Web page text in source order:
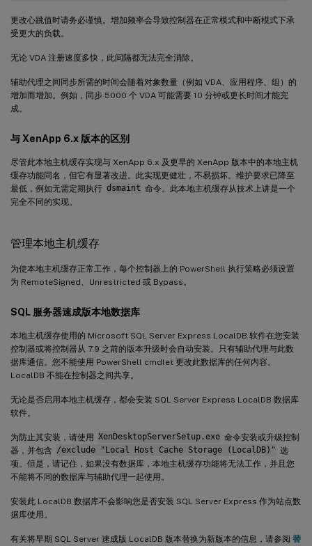
更改心跳值时请务必谨慎。增加频率会导致控制器在正常模式和中断模式下承
受更大的负载。
无论 VDA 注册速度多快，此间隔都无法完全消除。
辅助代理之间同步所需的时间会随着对象数量（例如 VDA、应用程序、组）的
增加而增加。例如，同步 5000 个 VDA 可能需要 10 分钟或更长时间才能完
成。
与 XenApp 6.x 版本的区别
尽管此本地主机缓存实现与 XenApp 6.x 及更早的 XenApp 版本中的本地主机
缓存功能同名，但它有显著改进。此实现更健壮，不易损坏。维护要求已降至
最低，例如无需定期执行 dsmaint 命令。此本地主机缓存从技术上讲是一个
完全不同的实现。
管理本地主机缓存
为使本地主机缓存正常工作，每个控制器上的 PowerShell 执行策略必须设置
为 RemoteSigned、Unrestricted 或 Bypass。
SQL 服务器速成版本地数据库
本地主机缓存使用的 Microsoft SQL Server Express LocalDB 软件在您安装
控制器或将控制器从 7.9 之前的版本升级时会自动安装。只有辅助代理与此数
据库通信。您不能使用 PowerShell cmdlet 更改此数据库的任何内容。
LocalDB 不能在控制器之间共享。
无论是否启用本地主机缓存，都会安装 SQL Server Express LocalDB 数据库
软件。
为防止其安装，请使用 XenDesktopServerSetup.exe 命令安装或升级控制
器，并包含 /exclude "Local Host Cache Storage (LocalDB)" 选
项。但是，请记住，如果没有数据库，本地主机缓存功能将无法工作，并且您
不能将不同的数据库与辅助代理一起使用。
安装此 LocalDB 数据库不会影响您是否安装 SQL Server Express 作为站点数
据库使用。
有关将早期 SQL Server 速成版 LocalDB 版本替换为新版本的信息，请参阅 替